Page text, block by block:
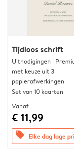
Tijdloos schrift
Uitnodigingen |
met keuze uit 3
papierafwerkingen
Set van 10 kaarten
Vanaf
€ 11,99
offers Elke dag lage